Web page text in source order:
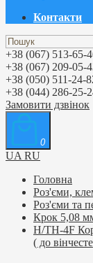
Контакти
+38 (067) 513-65-
+38 (067) 209-05-
+38 (050) 511-24-
+38 (044) 286-25-
Замовити дзвінок
0
UA RU
Головна
Роз'єми,
Роз'єми та
Крок 5,08
H/TH-4F
( до